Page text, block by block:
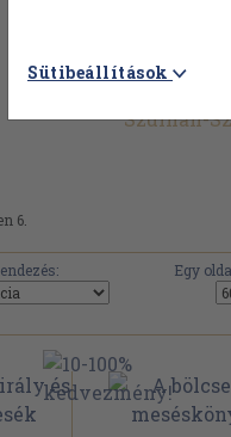
Szulhan-
6.
Egy
Sütibeállítások